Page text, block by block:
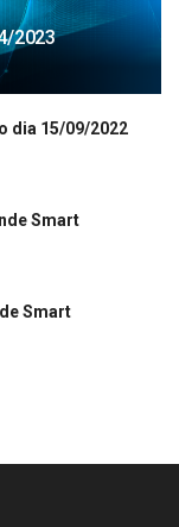
2023
dia 15/09/2022
Smart
Smart